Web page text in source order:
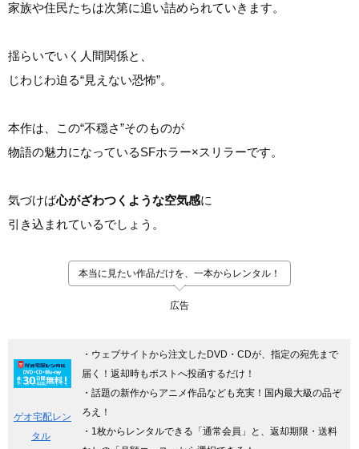
家族や住民たちは次第に追い詰められていきます。
揺らいでいく人間関係と、
じわじわ迫る“見えない恐怖”。
本作は、この“不穏さ”そのものが
物語の魅力になっているSFホラー×スリラーです。
気づけば心がざわつくような空気感に
引き込まれているでしょう。
本当に見たい作品だけを、一本からレンタル！
広告
ゲオ宅配レン
タル
・ウェブサイトから注文したDVD・CDが、指定の宛先まで
届く！返却時もポストへ投函するだけ！
・話題の新作からアニメ作品なども充実！国内最大級の品ぞ
ろえ！
・1枚からレンタルできる「通常会員」と、返却期限・送料